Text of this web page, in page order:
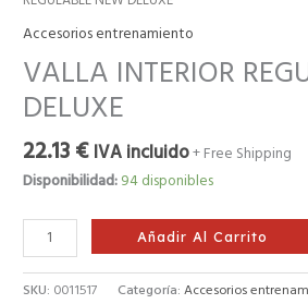
Accesorios entrenamiento
VALLA INTERIOR
DELUXE
22.13€ IVA incluido+ Free Shipping
Disponibilidad:94 disponibles
Añadir Al Carrito
SKU: 0011517 Categoría:Accesorios